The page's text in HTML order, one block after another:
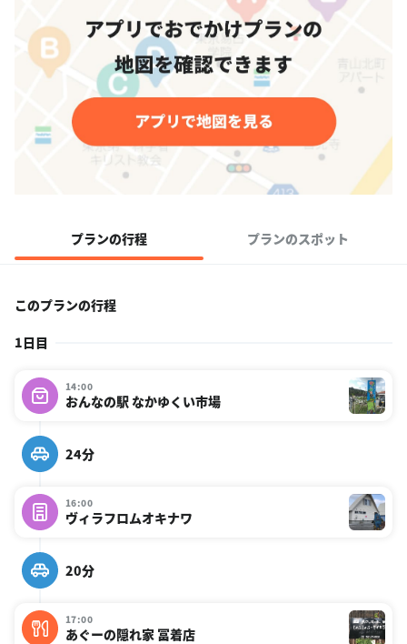
プランの行程 プランのスポット
このプランの行程
1日目
14:00
おんなの駅 なかゆくい市場
24分
16:00
ヴィラフロムオキナワ
20分
17:00
あぐーの隠れ家 冨着店